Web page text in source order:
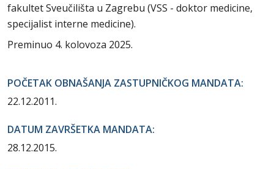
fakultet Sveučilišta u Zagrebu (VSS - doktor medicine,
specijalist interne medicine).
Preminuo 4. kolovoza 2025.
POČETAK OBNAŠANJA ZASTUPNIČKOG MANDATA:
22.12.2011.
DATUM ZAVRŠETKA MANDATA:
28.12.2015.